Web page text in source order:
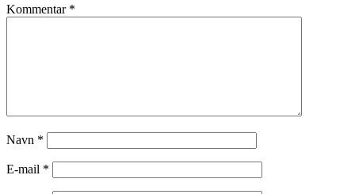
Kommentar *
Navn *
E-mail *